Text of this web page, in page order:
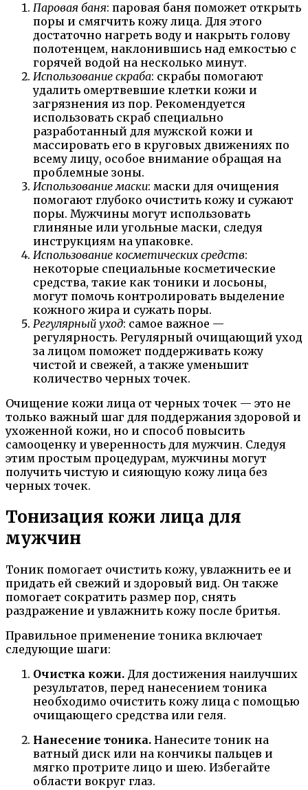
Паровая баня: паровая баня поможет открыть
поры и смягчить кожу лица. Для этого
достаточно нагреть воду и накрыть голову
полотенцем, наклонившись над емкостью с
горячей водой на несколько минут.
Использование скраба: скрабы помогают
удалить омертвевшие клетки кожи и
загрязнения из пор. Рекомендуется
использовать скраб специально
разработанный для мужской кожи и
массировать его в круговых движениях по
всему лицу, особое внимание обращая на
проблемные зоны.
Использование маски: маски для очищения
помогают глубоко очистить кожу и сужают
поры. Мужчины могут использовать
глиняные или угольные маски, следуя
инструкциям на упаковке.
Использование косметических средств:
некоторые специальные косметические
средства, такие как тоники и лосьоны,
могут помочь контролировать выделение
кожного жира и сужать поры.
Регулярный уход: самое важное —
регулярность. Регулярный очищающий уход
за лицом поможет поддерживать кожу
чистой и свежей, а также уменьшит
количество черных точек.
Очищение кожи лица от черных точек — это не
только важный шаг для поддержания здоровой и
ухоженной кожи, но и способ повысить
самооценку и уверенность для мужчин. Следуя
этим простым процедурам, мужчины могут
получить чистую и сияющую кожу лица без
черных точек.
Тонизация кожи лица для
мужчин
Тоник помогает очистить кожу, увлажнить ее и
придать ей свежий и здоровый вид. Он также
помогает сократить размер пор, снять
раздражение и увлажнить кожу после бритья.
Правильное применение тоника включает
следующие шаги:
Очистка кожи. Для достижения наилучших
результатов, перед нанесением тоника
необходимо очистить кожу лица с помощью
очищающего средства или геля.
Нанесение тоника. Нанесите тоник на
ватный диск или на кончикы пальцев и
мягко протрите лицо и шею. Избегайте
области вокруг глаз.